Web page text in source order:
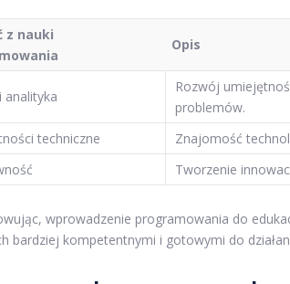
z nauki
Opis
analityka
Rozwój
problemów.
techniczne
Znajomość
Tworzenie
wprowadzenie programowania do
bardziej kompetentnymi i gotowymi do